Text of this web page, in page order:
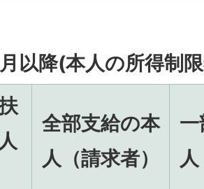
以降(本人の所得制
全部支給の本
人（請求者）